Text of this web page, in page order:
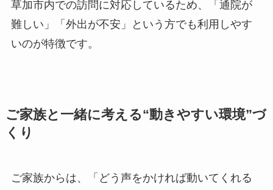
草加市内での訪問に対応しているため、「通院が
難しい」「外出が不安」という方でも利用しやす
いのが特徴です。
ご家族と一緒に考える“動きやすい環境”づ
くり
ご家族からは、「どう声をかければ動いてくれる